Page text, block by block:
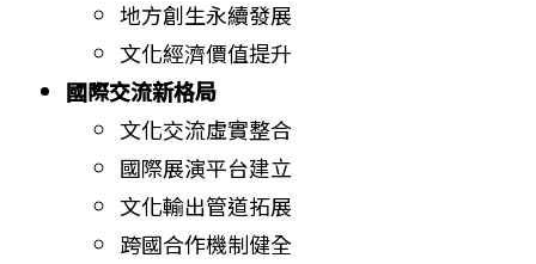
地方創生永續發展
文化經濟價值提升
國際交流新格局
文化交流虛實整合
國際展演平台建立
文化輸出管道拓展
跨國合作機制健全